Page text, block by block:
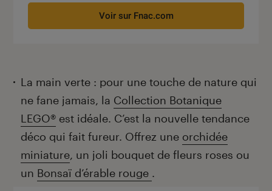
Voir sur Fnac.com
La main verte : pour une touche de nature qui
ne fane jamais, la Collection Botanique
LEGO® est idéale. C’est la nouvelle tendance
déco qui fait fureur. Offrez une orchidée
miniature, un joli bouquet de fleurs roses ou
un Bonsaï d’érable rouge .